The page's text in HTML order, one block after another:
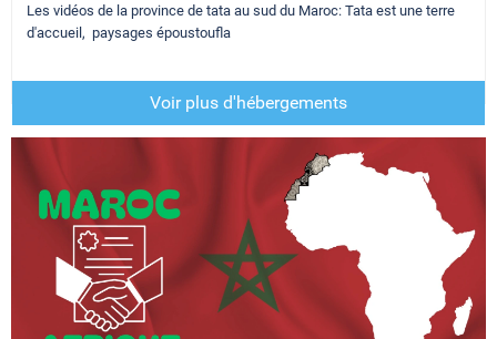
Les vidéos de la province de tata au sud du Maroc: Tata est une terre
d'accueil, paysages époustoufla
Voir plus d'hébergements